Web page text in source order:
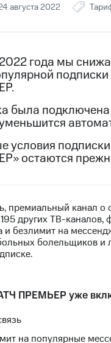
30%
августа 2022
года мы
была
условия
остаются
премиальный канал
других ТВ-каналов,
и безлимит на
болельщиков и
ПРЕМЬЕР уже
на популярные